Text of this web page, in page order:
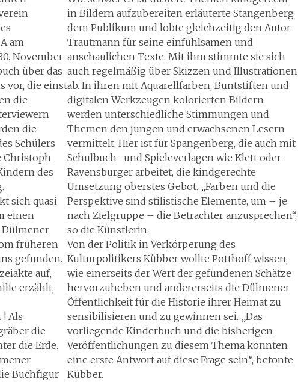
am
November
über das
vor, die einst
die
die
Schülers
Christoph
des
sich quasi
einen
früheren
gefunden.
auf,
erzählt,
! Als
die
die Erde.
Buchfigur
in Bildern aufzubereiten erläuterte Stangenberg
dem Publikum und lobte gleichzeitig den Autor
Trautmann für seine einfühlsamen und
anschaulichen Texte. Mit ihm stimmte sie sich
auch regelmäßig über Skizzen und Illustrationen
ab. In ihren mit Aquarellfarben, Buntstiften und
digitalen Werkzeugen kolorierten Bildern
werden unterschiedliche Stimmungen und
Themen den jungen und erwachsenen Lesern
vermittelt. Hier ist für Spangenberg, die auch mit
Schulbuch- und Spieleverlagen wie Klett oder
Ravensburger arbeitet, die kindgerechte
Umsetzung oberstes Gebot. „Farben und die
Perspektive sind stilistische Elemente, um – je
nach Zielgruppe – die Betrachter anzusprechen“,
so die Künstlerin.
Von der Politik in Verkörperung des
Kulturpolitikers Kübber wollte Potthoff wissen,
wie einerseits der Wert der gefundenen Schätze
hervorzuheben und andererseits die Dülmener
Öffentlichkeit für die Historie ihrer Heimat zu
sensibilisieren und zu gewinnen sei. „Das
vorliegende Kinderbuch und die bisherigen
Veröffentlichungen zu diesem Thema könnten
eine erste Antwort auf diese Frage sein.“, betonte
Kübber.